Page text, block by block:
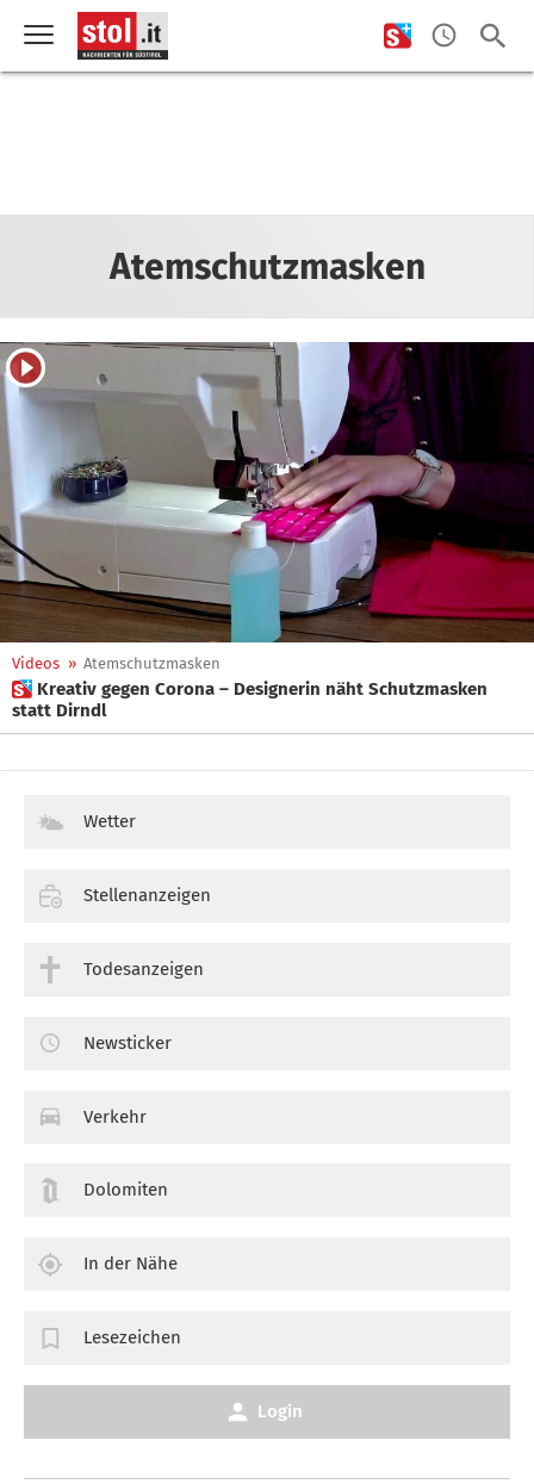
Atemschutzmasken
Videos » Atemschutzmasken
 Kreativ gegen Corona – Designerin näht Schutzmasken
statt Dirndl
Wetter
Stellenanzeigen
Todesanzeigen
Newsticker
Verkehr
Dolomiten
In der Nähe
Lesezeichen
Login